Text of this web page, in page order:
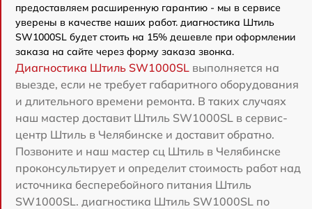
предоставляем расширенную гарантию - мы в сервисе
уверены в качестве наших работ. диагностика Штиль
SW1000SL будет стоить на 15% дешевле при оформлении
заказа на сайте через форму заказа звонка.
Диагностика Штиль SW1000SL выполняется на
выезде, если не требует габаритного оборудования
и длительного времени ремонта. В таких случаях
наш мастер доставит Штиль SW1000SL в сервис-
центр Штиль в Челябинске и доставит обратно.
Позвоните и наш мастер сц Штиль в Челябинске
проконсультирует и определит стоимость работ над
источника бесперебойного питания Штиль
SW1000SL. диагностика Штиль SW1000SL по